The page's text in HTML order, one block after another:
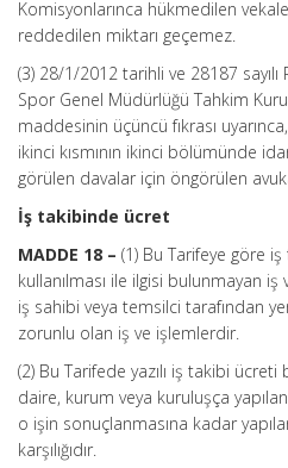
Komisyonlarınca hükmedilen
reddedilen miktarı geçemez.
(3) 28/1/2012 tarihli ve 28187 sayılı
Spor Genel Müdürlüğü Tahkim
maddesinin üçüncü fıkrası
ikinci kısmının ikinci bölümünde
görülen davalar için öngörülen
İş takibinde ücret
MADDE 18 – (1) Bu Tarifeye göre
kullanılması ile ilgisi bulunmayan
iş sahibi veya temsilci tarafından
zorunlu olan iş ve işlemlerdir.
(2) Bu Tarifede yazılı iş takibi
daire, kurum veya kuruluşça
o işin sonuçlanmasına kadar
karşılığıdır.